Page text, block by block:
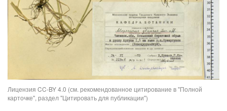
Лицензия CC-BY 4.0 (см. рекомендованное цитирование в "Полной
карточке", раздел "Цитировать для публикации")